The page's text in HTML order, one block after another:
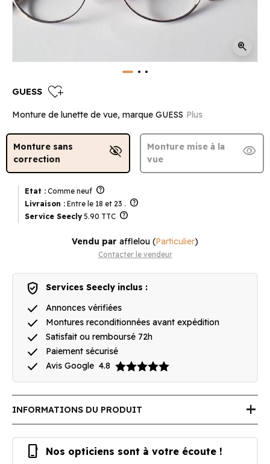
zoom_in
GUESS heart_plus
Monture de lunette de vue, marque GUESS Plus
Monture sans
correction
visibility_off
Monture mise à la
vue
visibility
Etat : Comme neuf help
Livraison : Entre le 18 et 23 . help
Service Seecly 5.90 TTC help
Vendu par afflelou (Particulier)
Contacter le vendeur
verified_user Services Seecly inclus :
done Annonces vérifiées
done Montures reconditionnées avant expédition
done Satisfait ou remboursé 72h
done Paiement sécurisé
done Avis Google 4.8
INFORMATIONS DU PRODUIT add
phone_iphone Nos opticiens sont à votre écoute !